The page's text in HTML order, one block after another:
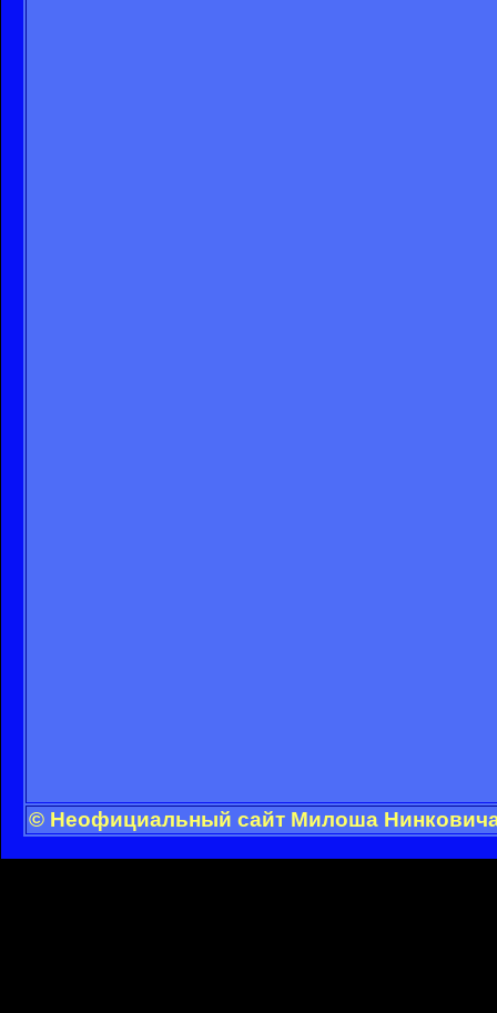
© Неофициальный сайт Милоша Нинковича